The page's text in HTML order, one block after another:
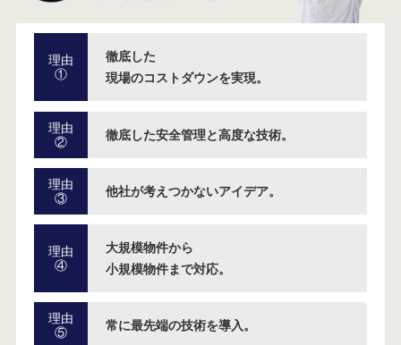
理由
①
徹底した
現場のコストダウンを実現。
理由
②
徹底した安全管理と高度な技術。
理由
③
他社が考えつかないアイデア。
理由
④
大規模物件から
小規模物件まで対応。
理由
⑤
常に最先端の技術を導入。